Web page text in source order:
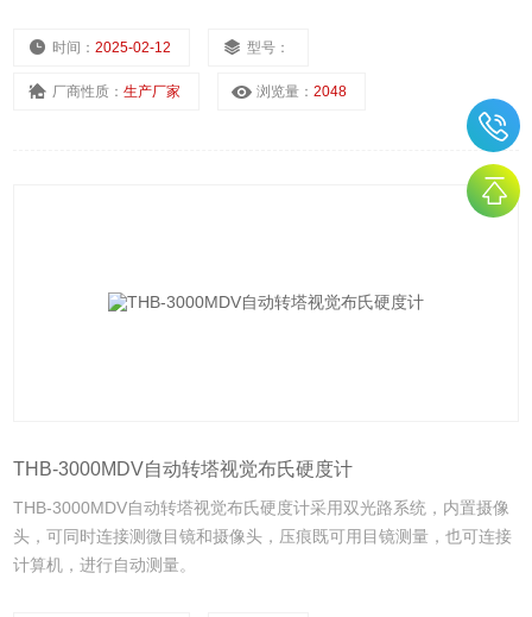
时间：2025-02-12 型号：
厂商性质：生产厂家 浏览量：2048
THB-3000MDV自动转塔视觉布氏硬度计
THB-3000MDV自动转塔视觉布氏硬度计采用双光路系统，内置摄像
头，可同时连接测微目镜和摄像头，压痕既可用目镜测量，也可连接
计算机，进行自动测量。